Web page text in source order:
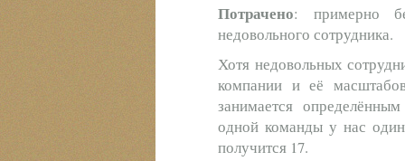
Потрачено: примерно
недовольного сотрудника.
Хотя недовольных
компании и её
занимается
одной команды у нас
получится 17.